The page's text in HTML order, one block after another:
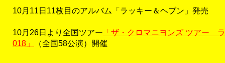
10月11日11枚目のアルバム「ラッキー＆ヘブン」発売
10月26日より全国ツアー 「ザ・クロマニヨンズ ツアー
018」
（全国58公演）開催